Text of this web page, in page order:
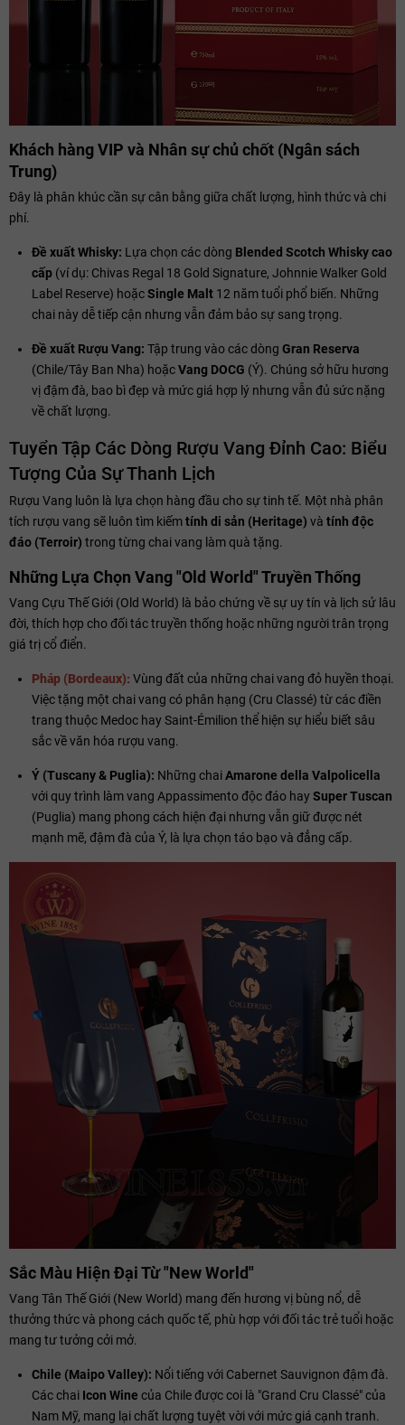
Khách hàng VIP và Nhân sự chủ chốt (Ngân sách
Trung)
Đây là phân khúc cần sự cân bằng giữa chất lượng, hình thức và chi
phí.
Đề xuất Whisky: Lựa chọn các dòng Blended Scotch Whisky cao
cấp (ví dụ: Chivas Regal 18 Gold Signature, Johnnie Walker Gold
Label Reserve) hoặcSingle Malt 12 năm tuổi phổ biến. Những
chai này dễ tiếp cận nhưng vẫn đảm bảo sự sang trọng.
Đề xuất Rượu Vang: Tập trung vào các dòng Gran Reserva
(Chile/Tây Ban Nha) hoặcVang DOCG (Ý). Chúng sở hữu hương
vị đậm đà, bao bì đẹp và mức giá hợp lý nhưng vẫn đủ sức nặng
về chất lượng.
Tuyển Tập Các Dòng Rượu Vang Đỉnh Cao: Biểu
Tượng Của Sự Thanh Lịch
Rượu Vang luôn là lựa chọn hàng đầu cho sự tinh tế. Một nhà phân
tích rượu vang sẽ luôn tìm kiếmtính di sản (Heritage) và tính độc
đáo (Terroir) trong từng chai vang làm quà tặng.
Những Lựa Chọn Vang "Old World" Truyền Thống
Vang Cựu Thế Giới (Old World) là bảo chứng về sự uy tín và lịch sử lâu
đời, thích hợp cho đối tác truyền thống hoặc những người trân trọng
giá trị cổ điển.
Pháp (Bordeaux): Vùng đất của những chai vang đỏ huyền thoại.
Việc tặng một chai vang có phân hạng (Cru Classé) từ các điền
trang thuộc Medoc hay Saint-Émilion thể hiện sự hiểu biết sâu
sắc về văn hóa rượu vang.
Ý (Tuscany & Puglia): Những chaiAmarone della Valpolicella
với quy trình làm vang Appassimento độc đáo haySuper Tuscan
(Puglia) mang phong cách hiện đại nhưng vẫn giữ được nét
mạnh mẽ, đậm đà của Ý, là lựa chọn táo bạo và đẳng cấp.
Sắc Màu Hiện Đại Từ "New World"
Vang Tân Thế Giới (New World) mang đến hương vị bùng nổ, dễ
thưởng thức và phong cách quốc tế, phù hợp với đối tác trẻ tuổi hoặc
mang tư tưởng cởi mở.
Chile (Maipo Valley): Nổi tiếng với Cabernet Sauvignon đậm đà.
Các chai Icon Wine của Chile được coi là "Grand Cru Classé" của
Nam Mỹ, mang lại chất lượng tuyệt vời với mức giá cạnh tranh.